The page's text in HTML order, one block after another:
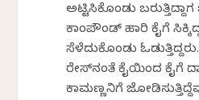
ಅಟ್ಟಿಸಿಕೊಂಡು
ಕಾಂಪೌಂಡ್ ಹಾರಿ ಕೈಗೆ
ಸೆಳೆದುಕೊಂಡು ಓಡುತ್ತಿದ್ದರು.
ರೇಸ್‌ನಂತೆ ಕೈಯಿಂದ ಕೈಗೆ
ಕಾಮಣ್ಣನಿಗೆ